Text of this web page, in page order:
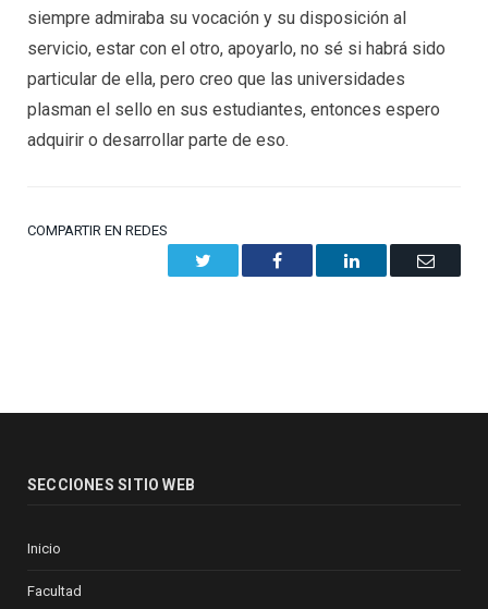
siempre admiraba su vocación y su disposición al
servicio, estar con el otro, apoyarlo, no sé si habrá sido
particular de ella, pero creo que las universidades
plasman el sello en sus estudiantes, entonces espero
adquirir o desarrollar parte de eso.
COMPARTIR EN REDES
Facebook LinkedIn Email
SECCIONES SITIO WEB
Inicio
Facultad